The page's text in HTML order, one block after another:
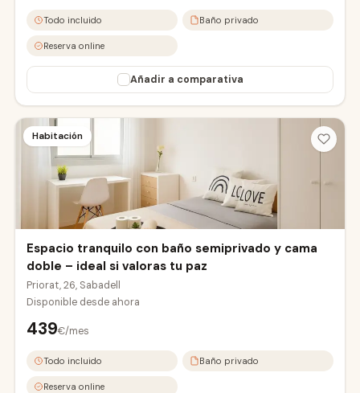
Todo incluido Baño privado
Reserva online
Añadir a comparativa
Habitación
Espacio tranquilo con baño semiprivado y cama
doble – ideal si valoras tu paz
Priorat, 26, Sabadell
Disponible desde ahora
439€/mes
Todo incluido Baño privado
Reserva online